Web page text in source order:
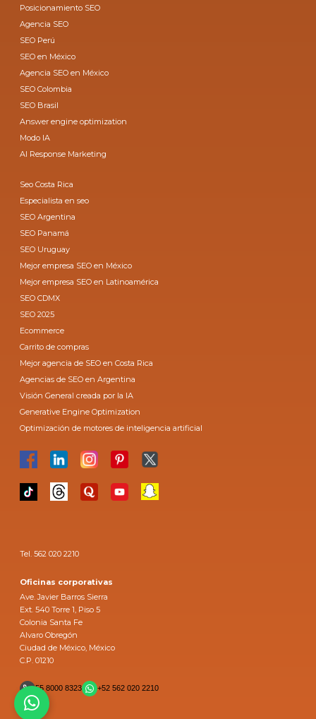
Posicionamiento SEO
Agencia SEO
SEO Perú
SEO en México
Agencia SEO en México
SEO Colombia
SEO Brasil
Answer engine optimization
Modo IA
AI Response Marketing
Seo Costa Rica
Especialista en seo
SEO Argentina
SEO Panamá
SEO Uruguay
Mejor empresa SEO en México
Mejor empresa SEO en Latinoamérica
SEO CDMX
SEO 2025
Ecommerce
Carrito de compras
Mejor agencia de SEO en Costa Rica
Agencias de SEO en Argentina
Visión General creada por la IA
Generative Engine Optimization
Optimización de motores de inteligencia artificial
Tel. 562 020 2210
Oficinas corporativas
Ave. Javier Barros Sierra
Ext. 540 Torre 1, Piso 5
Colonia Santa Fe
Alvaro Obregón
Ciudad de México, México
C.P. 01210
55 8000 8323 +52 562 020 2210